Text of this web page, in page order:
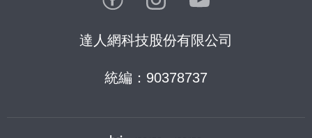
達人網科技股份有限公司
統編：90378737